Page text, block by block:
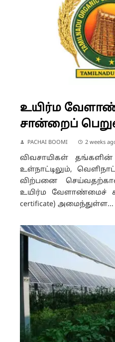
உயிர்ம
சான்றைப்
PACHAI BOOMI 2 weeks
விவசாயிகள்
உள்நாட்டிலும்,
விற்பனை
உயிர்ம வேளாண்மைச்
certificate) அமைந்துள்ள...